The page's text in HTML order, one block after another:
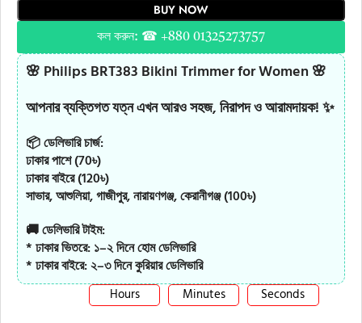
BUY NOW
কল করুন: ☎ +880 01325273757
🌸 Philips BRT383 Bikini Trimmer for Women 🌸
আপনার ব্যক্তিগত যত্ন এখন আরও সহজ, নিরাপদ ও আরামদায়ক! ✨
📦 ডেলিভারি চার্জ:
ঢাকার পাশে (70৳)
ঢাকার বাইরে (120৳)
সাভার, আশুলিয়া, গাজীপুর, নারায়ণগঞ্জ, কেরানীগঞ্জ (100৳)
🚚 ডেলিভারি টাইম:
* ঢাকার ভিতরে: ১–২ দিনে হোম ডেলিভারি
* ঢাকার বাইরে: ২–৩ দিনে কুরিয়ার ডেলিভারি
Hours Minutes Seconds